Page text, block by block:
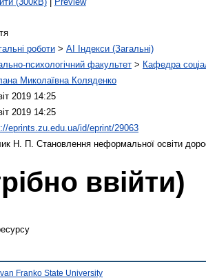
роботи > AI Індекси (Загальні)
психологічний факультет > Кафедра
Миколаївна Коляденко
2019 14:25
2019 14:25
eprints.zu.edu.ua/id/eprint/29063
Н. П. Становлення неформальної освіти
ввійти)
Franko State University